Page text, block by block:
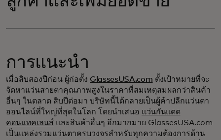
การแนะนำ
เมื่อสิบสองปีก่อน ผู้ก่อตั้ง GlassesUSA.com ตั้งเป้าหมายที่จะ
จัดหาแว่นสายตาคุณภาพสูงในราคาที่สมเหตุสมผลกว่าสินค้า
อื่นๆ ในตลาด สิบปีต่อมา บริษัทนี้ได้กลายเป็นผู้ค้าปลีกแว่นตา
ออนไลน์ที่ใหญ่ที่สุดในโลก โดยนำเสนอ แว่นกันแดด
คอนแทคเลนส์ และสินค้าอื่นๆ อีกมากมาย GlassesUSA.com
เป็นแหล่งรวมแว่นตาครบวงจรสำหรับทุกความต้องการด้าน